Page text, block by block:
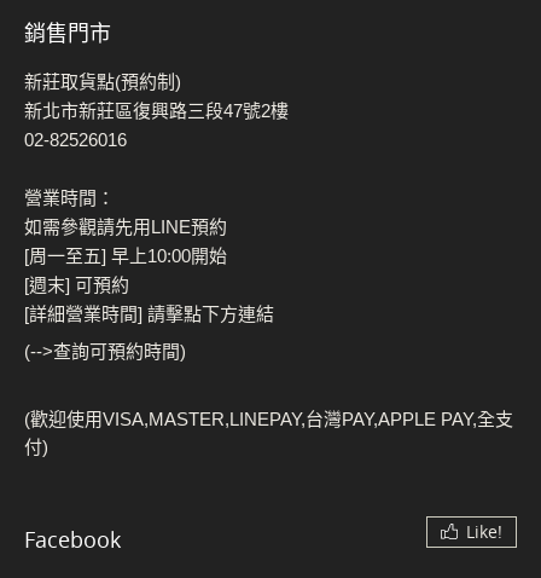
銷售門市
新莊取貨點(預約制)
新北市新莊區復興路三段47號2樓
02-82526016
營業時間：
如需參觀請先用LINE預約
[周一至五] 早上10:00開始
[週末] 可預約
[詳細營業時間] 請擊點下方連結
(-->查詢可預約時間)
(歡迎使用VISA,MASTER,LINEPAY,台灣PAY,APPLE PAY,全支
付)
Facebook Like!